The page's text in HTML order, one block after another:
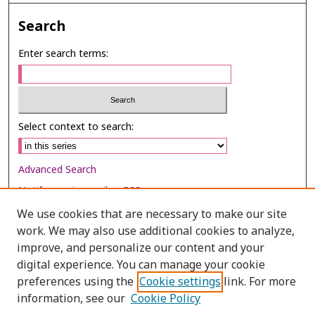
Search
Enter search terms:
Select context to search:
Advanced Search
Notify me via email orRSS
Browse
Collections
Disciplines
Authors
We use cookies that are necessary to make our site
work. We may also use additional cookies to analyze,
improve, and personalize our content and your
digital experience. You can manage your cookie
preferences using the Cookie settings link. For more
information, see our Cookie Policy